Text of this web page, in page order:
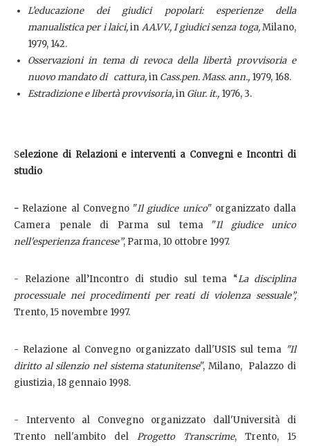
L’educazione dei giudici popolari: esperienze della
manualistica per i laici,in AA.VV., I giudici senza toga,Milano,
1979, 142.
Osservazioni in tema di revoca della libertà provvisoria e
nuovo mandato di cattura,in Cass.pen. Mass. ann., 1979, 168.
Estradizione e libertà provvisoria,in Giur. it., 1976, 3.
Selezione di Relazioni e interventi a Convegni e Incontri di
studio
- Relazione al Convegno "Il giudice unico" organizzato dalla
Camera penale di Parma sul tema "Il giudice unico
nell'esperienza francese”, Parma, 10 ottobre 1997.
- Relazione all’Incontro di studio sul tema “La disciplina
processuale nei procedimenti per reati di violenza sessuale”,
Trento, 15 novembre 1997.
- Relazione al Convegno organizzato dall'USIS sul tema "Il
diritto al silenzio nel sistema statunitense", Milano, Palazzo di
giustizia, 18 gennaio 1998.
- Intervento al Convegno organizzato dall'Università di
Trento nell'ambito del Progetto Transcrime, Trento, 15